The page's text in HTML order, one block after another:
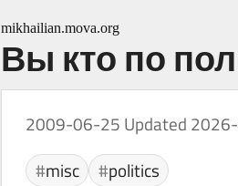
mikhailian.mova.org
Вы кто по
2009-06-25 Updated
misc
politics